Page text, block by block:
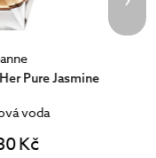
Elixir
Kč